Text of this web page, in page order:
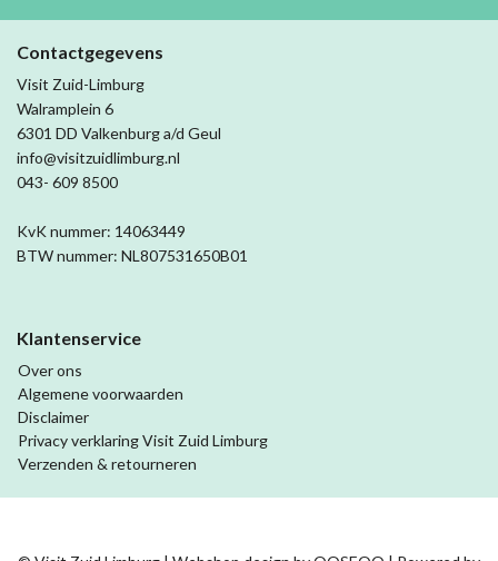
Contactgegevens
Visit Zuid-Limburg
Walramplein 6
6301 DD Valkenburg a/d Geul
info@visitzuidlimburg.nl
043- 609 8500
KvK nummer: 14063449
BTW nummer: NL807531650B01
Klantenservice
Over ons
Algemene voorwaarden
Disclaimer
Privacy verklaring Visit Zuid Limburg
Verzenden & retourneren